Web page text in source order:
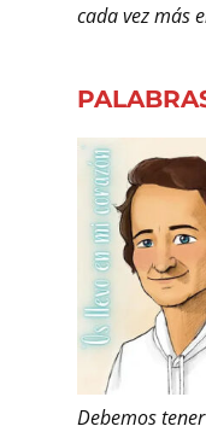
cada vez más
Debemos